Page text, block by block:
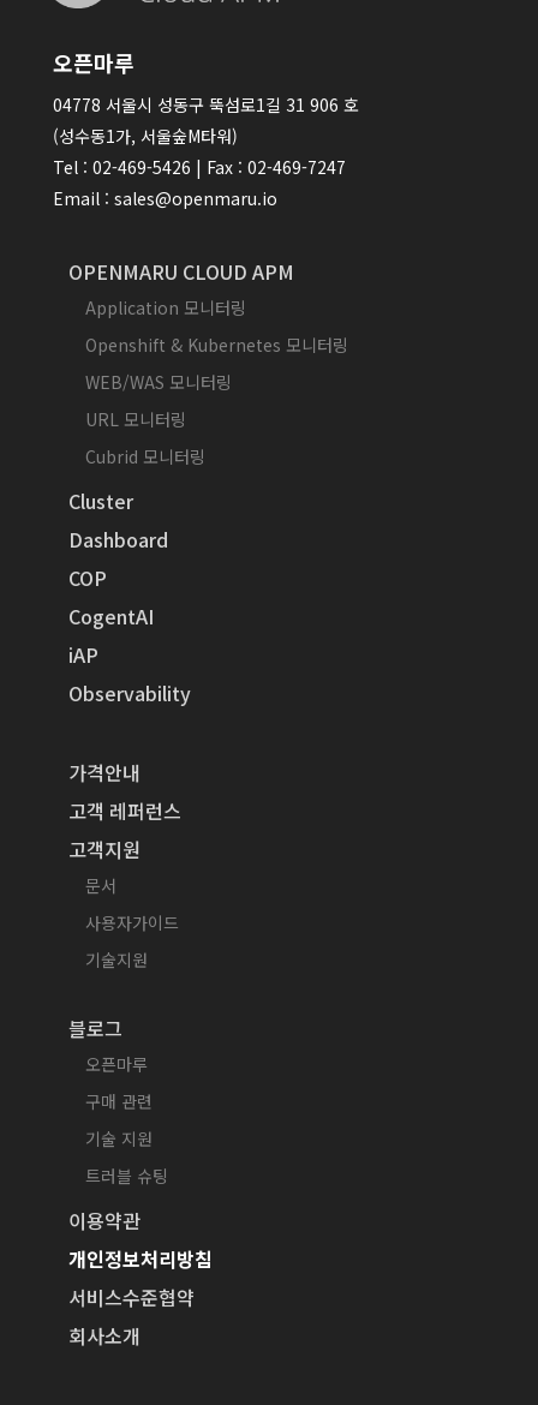
오픈마루
04778 서울시 성동구 뚝섬로1길 31 906 호
(성수동1가, 서울숲M타워)
Tel : 02-469-5426 | Fax : 02-469-7247
Email : sales@openmaru.io
OPENMARU CLOUD APM
Application 모니터링
Openshift & Kubernetes 모니터링
WEB/WAS 모니터링
URL 모니터링
Cubrid 모니터링
Cluster
Dashboard
COP
CogentAI
iAP
Observability
가격안내
고객 레퍼런스
고객지원
문서
사용자가이드
기술지원
블로그
오픈마루
구매 관련
기술 지원
트러블 슈팅
이용약관
개인정보처리방침
서비스수준협약
회사소개